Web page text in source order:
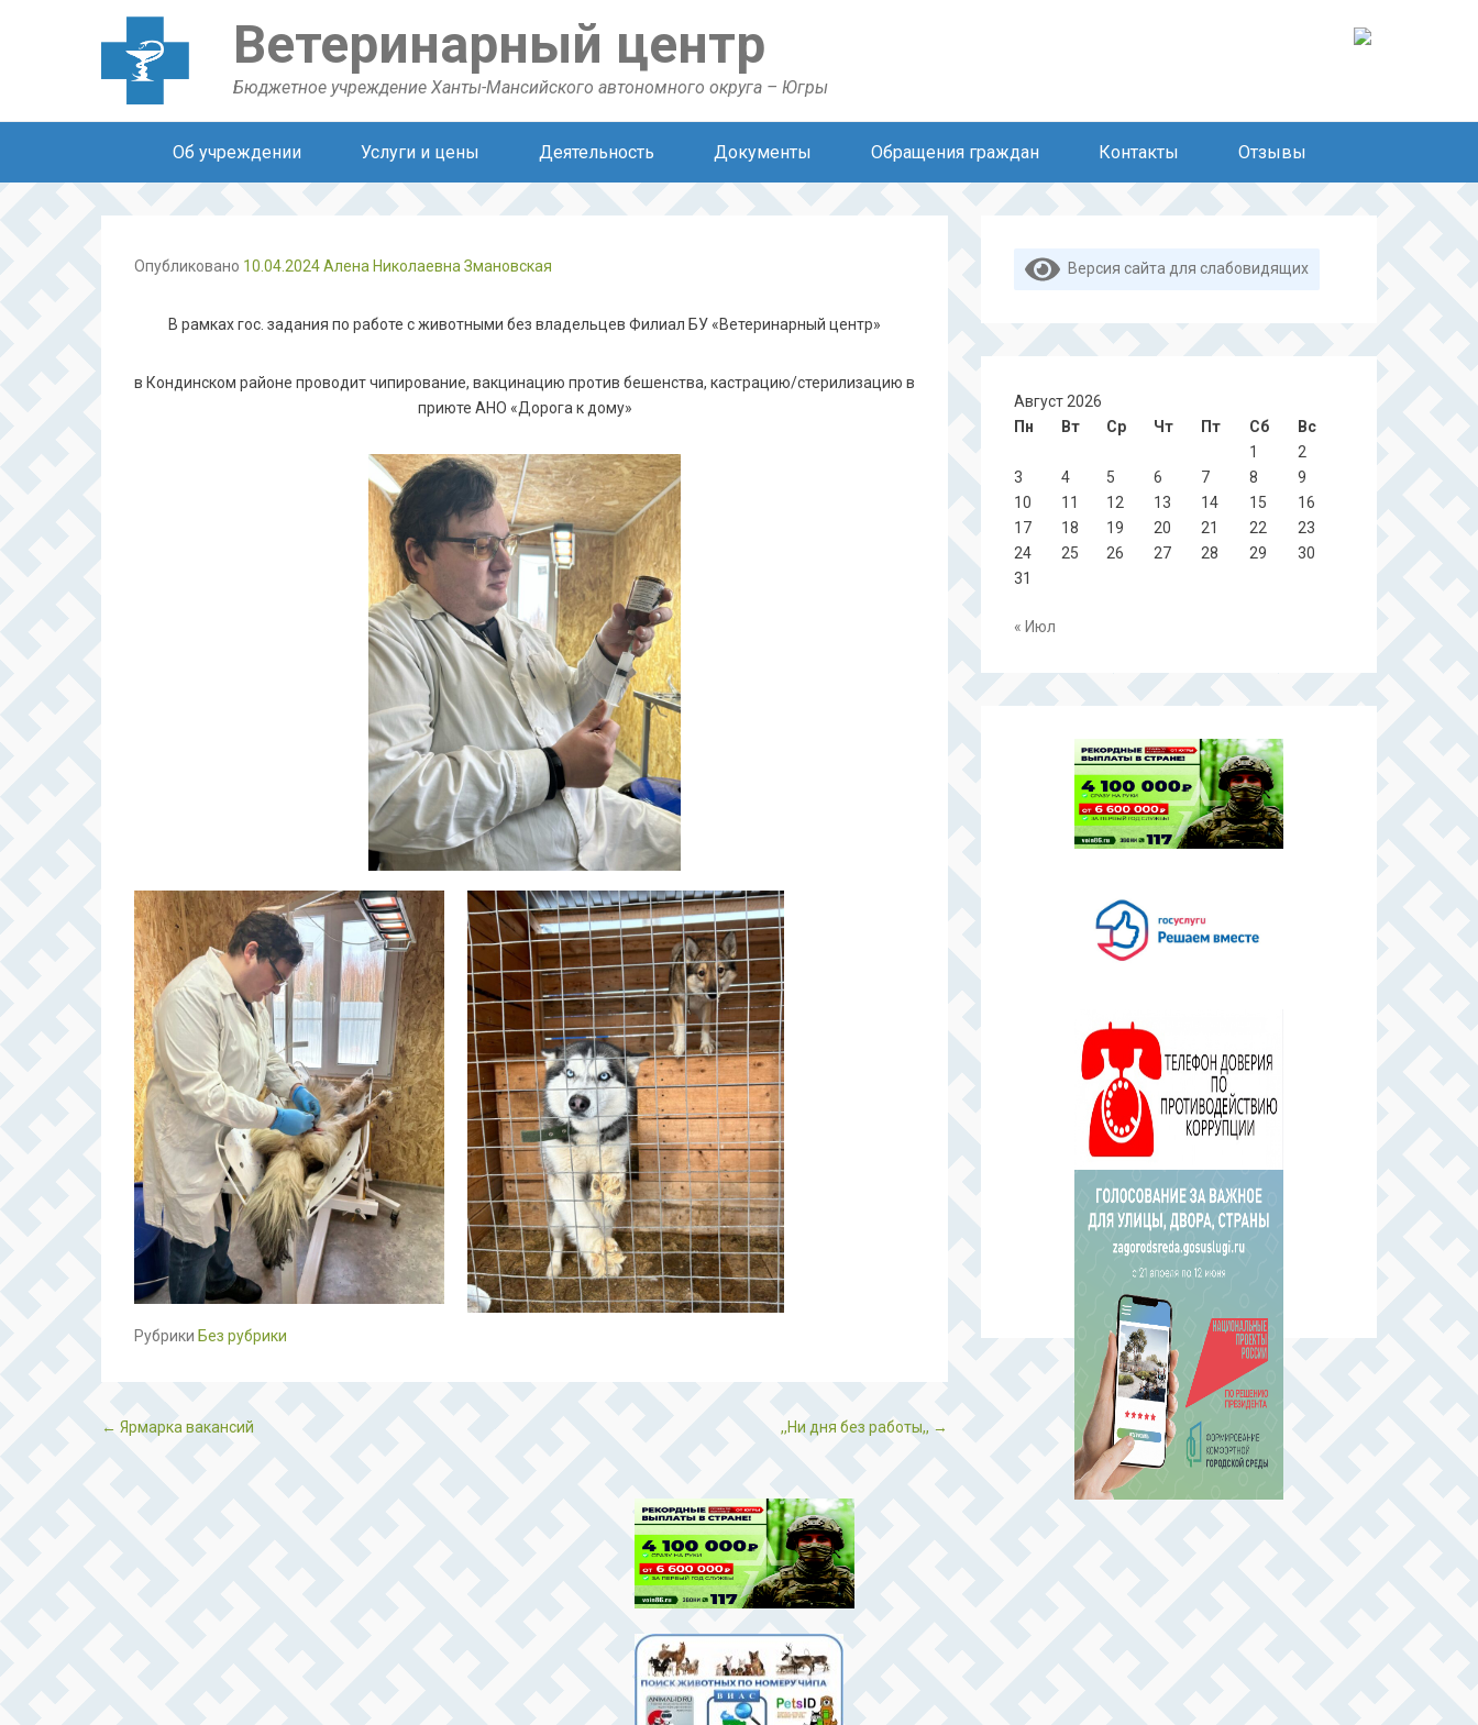
Ветеринарный центр
Бюджетное учреждение Ханты-Мансийского автономного округа – Югры
Об учреждении Услуги и цены Деятельность Документы Обращения граждан Контакты Отзывы
Опубликовано 10.04.2024Алена Николаевна Змановская
В рамках гос. задания по работе с животными без владельцев Филиал БУ «Ветеринарный центр»
в Кондинском районе проводит чипирование, вакцинацию против бешенства, кастрацию/стерилизацию в
приюте АНО «Дорога к дому»
Рубрики Без рубрики
Post navigation
← Ярмарка вакансий ,,Ни дня без работы,, →
Версия сайта для слабовидящих
Август 2026
Пн
Вт Ср Чт Пт Сб
Вс
1
2
3
4 5 6 7 8
9
10
11 12 13 14 15
16
17
18 19 20 21 22
23
24
25 26 27 28 29
30
31
« Июл